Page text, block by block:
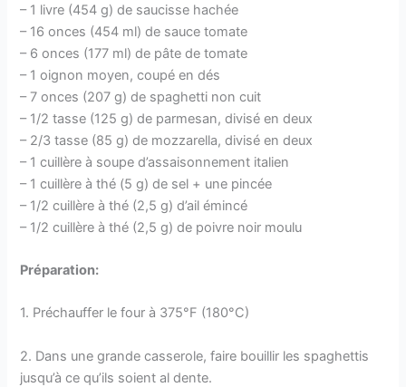
– 1 livre (454 g) de saucisse hachée
– 16 onces (454 ml) de sauce tomate
– 6 onces (177 ml) de pâte de tomate
– 1 oignon moyen, coupé en dés
– 7 onces (207 g) de spaghetti non cuit
– 1/2 tasse (125 g) de parmesan, divisé en deux
– 2/3 tasse (85 g) de mozzarella, divisé en deux
– 1 cuillère à soupe d’assaisonnement italien
– 1 cuillère à thé (5 g) de sel + une pincée
– 1/2 cuillère à thé (2,5 g) d’ail émincé
– 1/2 cuillère à thé (2,5 g) de poivre noir moulu
Préparation:
1. Préchauffer le four à 375°F (180°C)
2. Dans une grande casserole, faire bouillir les spaghettis
jusqu’à ce qu’ils soient al dente.